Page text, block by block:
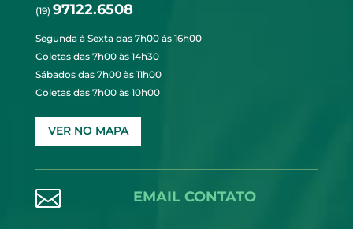
(19) 97122.6508
Segunda à Sexta das 7h00 às 16h00
Coletas das 7h00 às 14h30
Sábados das 7h00 às 11h00
Coletas das 7h00 às 10h00
VER NO MAPA
 EMAIL CONTATO